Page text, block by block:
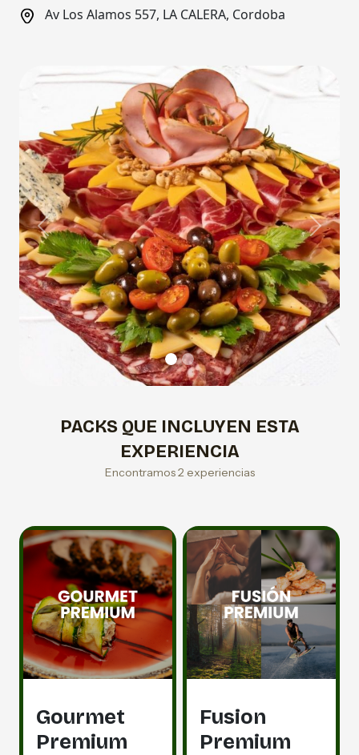
Av Los Alamos 557, LA CALERA, Cordoba
Previous Next
PACKS QUE INCLUYEN ESTA
EXPERIENCIA
Encontramos 2 experiencias
Gourmet
Premium
Fusion
Premium